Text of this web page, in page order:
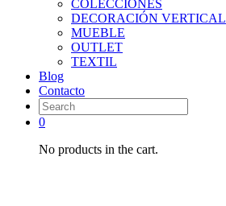
COLECCIONES
DECORACIÓN VERTICAL
MUEBLE
OUTLET
TEXTIL
Blog
Contacto
0
No products in the cart.